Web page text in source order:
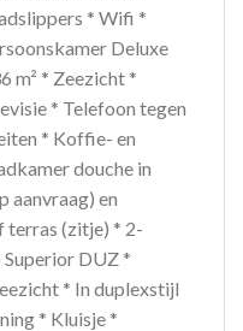
* Wifi *
Deluxe
m² * Zeezicht *
* Telefoon tegen
* Koffie- en
douche in
aanvraag) en
terras (zitje) * 2-
DUZ *
* In duplexstijl
* Kluisje *